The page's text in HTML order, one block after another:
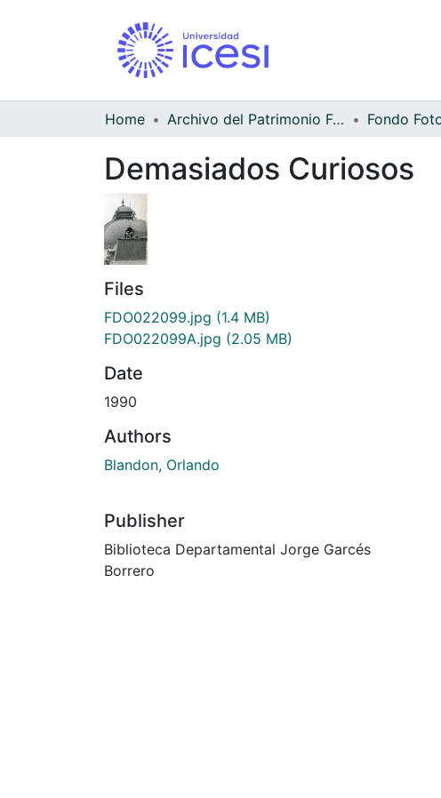
Home Archivo del Patrimonio Fotográfico y Fílmico del Valle del Cauca
Demasiados Curiosos
Files
FDO022099.jpg (1.4 MB)
FDO022099A.jpg (2.05 MB)
Date
1990
Authors
Blandon, Orlando
Publisher
Biblioteca Departamental Jorge Garcés
Borrero